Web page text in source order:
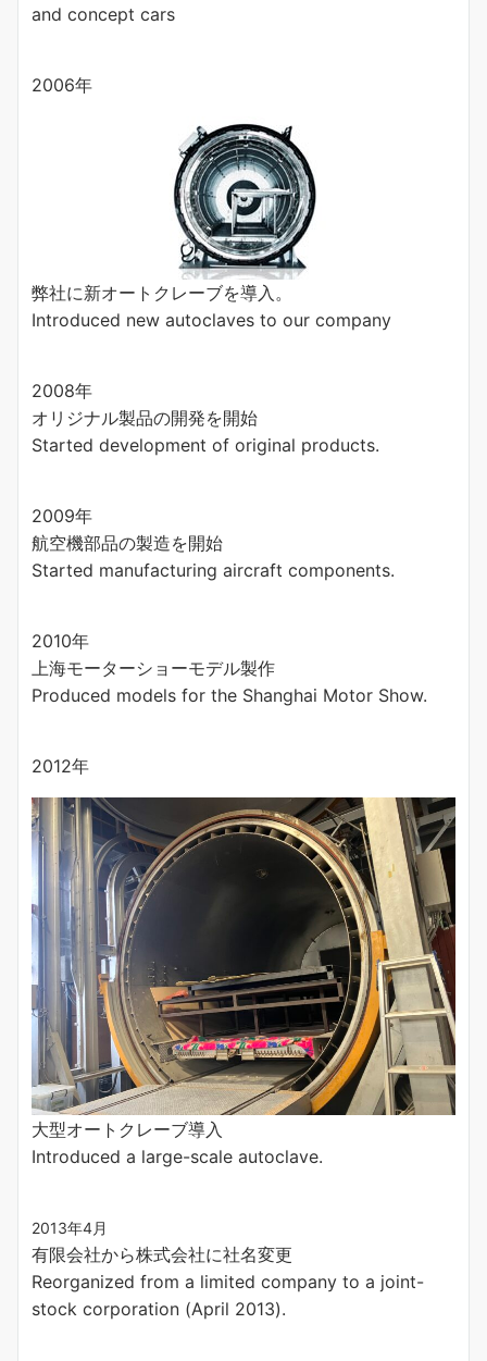
and concept cars
2006年
弊社に新オートクレーブを導入。
Introduced new autoclaves to our company
2008年
オリジナル製品の開発を開始
Started development of original products.
2009年
航空機部品の製造を開始
Started manufacturing aircraft components.
2010年
上海モーターショーモデル製作
Produced models for the Shanghai Motor Show.
2012年
大型オートクレーブ導入
Introduced a large-scale autoclave.
2013年4月
有限会社から株式会社に社名変更
Reorganized from a limited company to a joint-
stock corporation (April 2013).